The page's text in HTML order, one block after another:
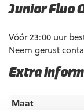
Extra
Maat
Junior Fluo
Vóór 23:00 uur
Neem gerust